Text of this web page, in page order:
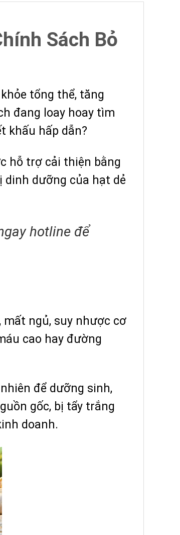
Sách Bỏ
tổng thể, tăng
đang loay hoay tìm
khấu hấp dẫn?
hỗ trợ cải thiện bằng
dinh dưỡng của hạt dẻ
hotline để
ngủ, suy nhược cơ
cao hay đường
để dưỡng sinh,
gốc, bị tẩy trắng
doanh.